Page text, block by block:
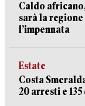
Caldo
sarà la
l’impennata
Estate
Costa
20 arresti e